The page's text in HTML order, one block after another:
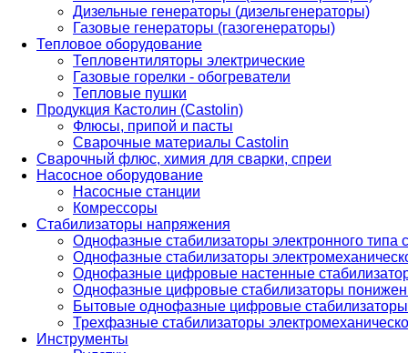
Дизельные генераторы (дизельгенераторы)
Газовые генераторы (газогенераторы)
Тепловое оборудование
Тепловентиляторы электрические
Газовые горелки - обогреватели
Тепловые пушки
Продукция Кастолин (Castolin)
Флюсы, припой и пасты
Сварочные материалы Castolin
Сварочный флюс, химия для сварки, спреи
Насосное оборудование
Насосные станции
Комрессоры
Стабилизаторы напряжения
Однофазные стабилизаторы электронного
Однофазные стабилизаторы
Однофазные цифровые настенные
Однофазные цифровые стабилизаторы
Бытовые однофазные цифровые стабилизаторы
Трехфазные стабилизаторы
Инструменты